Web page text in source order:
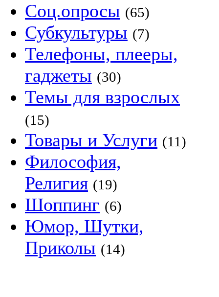
Соц.опросы (65)
Субкультуры (7)
Телефоны, плееры,
гаджеты (30)
Темы для взрослых
(15)
Товары и Услуги (11)
Философия,
Религия (19)
Шоппинг (6)
Юмор, Шутки,
Приколы (14)